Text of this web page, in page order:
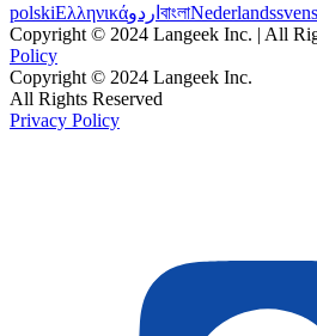
polskiΕλληνικάاردو বাংলাNederlands
Copyright © 2024 Langeek Inc. | All
Policy
Copyright © 2024 Langeek Inc.
All Rights Reserved
Privacy Policy